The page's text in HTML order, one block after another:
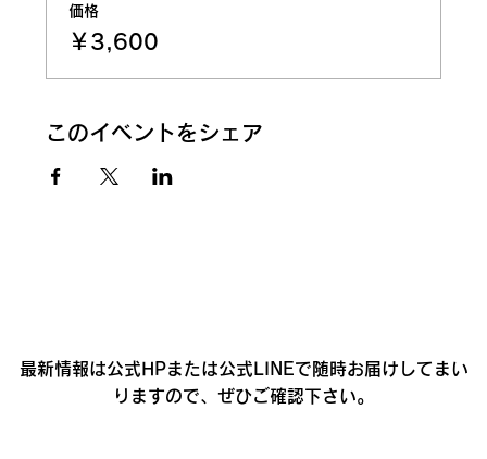
価格
￥3,600
このイベントをシェア
最新情報は公式HPまたは公式LINEで随時お届けしてまい
りますので、ぜひご確認下さい。